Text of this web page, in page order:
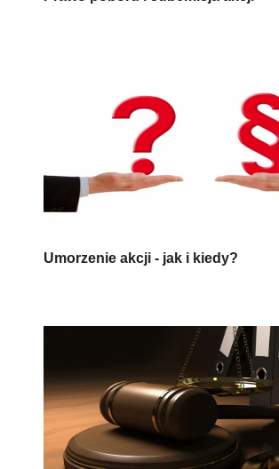
Umorzenie akcji - jak i kiedy?